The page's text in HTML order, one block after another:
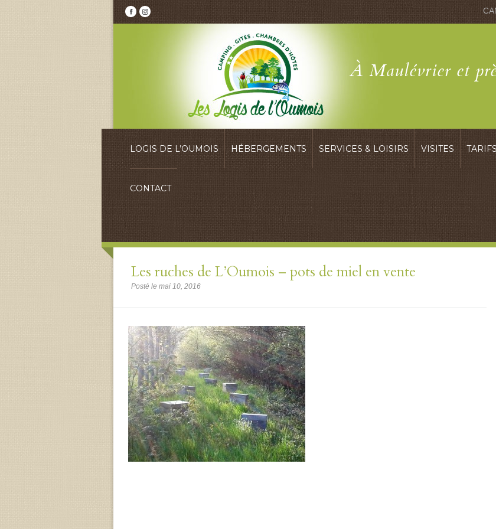
À Maulévrier et
LOGIS DE L’OUMOIS HÉBERGEMENTS SERVICES & LOISIRS VISITES TARIFS
CONTACT
Les ruches de L’Oumois – pots de miel en vente
Posté le mai 10, 2016